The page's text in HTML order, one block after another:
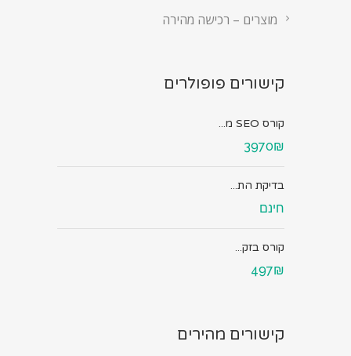
מוצרים – רכישה מהירה
קישורים פופולרים
קורס SEO מ...
3970₪
בדיקת הת...
חינם
קורס בזק...
497₪
קישורים מהירים